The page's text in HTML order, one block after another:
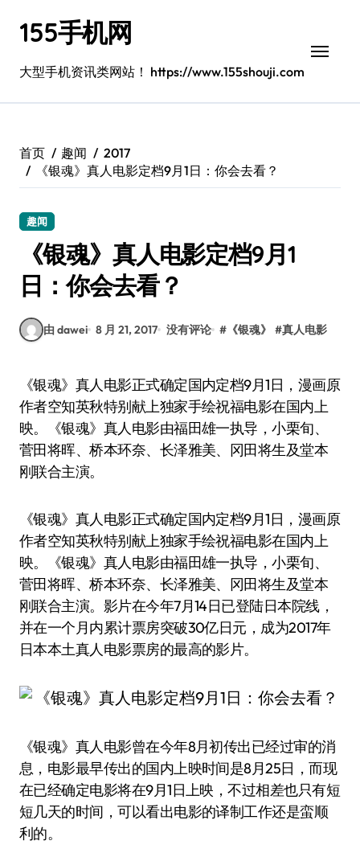
155手机网
大型手机资讯类网站！ https://www.155shouji.com
首页 趣闻
2017
《银魂》真人电影定档9月1日：你会去看？
趣闻
《银魂》真人电影定档9月1
日：你会去看？
由 dawei 8 月 21, 2017 没有评论 # 《银魂》 #真人电影
《银魂》真人电影正式确定国内定档9月1日，漫画原
作者空知英秋特别献上独家手绘祝福电影在国内上
映。《银魂》真人电影由福田雄一执导，小栗旬、
菅田将晖、桥本环奈、长泽雅美、冈田将生及堂本
刚联合主演。
《银魂》真人电影正式确定国内定档9月1日，漫画原
作者空知英秋特别献上独家手绘祝福电影在国内上
映。《银魂》真人电影由福田雄一执导，小栗旬、
菅田将晖、桥本环奈、长泽雅美、冈田将生及堂本
刚联合主演。影片在今年7月14日已登陆日本院线，
并在一个月内累计票房突破30亿日元，成为2017年
日本本土真人电影票房的最高的影片。
《银魂》真人电影曾在今年8月初传出已经过审的消
息，电影最早传出的国内上映时间是8月25日，而现
在已经确定电影将在9月1日上映，不过相差也只有短
短几天的时间，可以看出电影的译制工作还是蛮顺
利的。